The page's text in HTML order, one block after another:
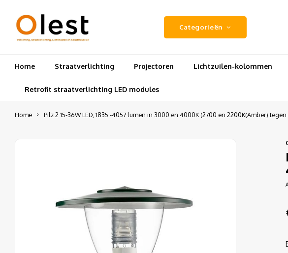
Categorieën
Home Straatverlichting Projectoren Lichtzuilen-kolommen
Retrofit straatverlichting LED modules
Home Pilz 2 15-36W LED, 1835 -4057 lumen in 3000 en 4000K (2700 en 2200K(Amber)